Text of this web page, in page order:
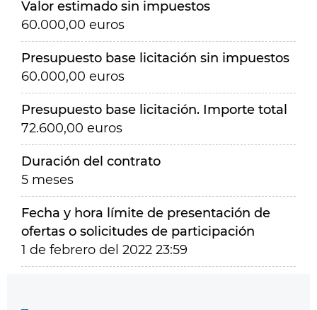
Valor estimado sin impuestos
60.000,00 euros
Presupuesto base licitación sin impuestos
60.000,00 euros
Presupuesto base licitación. Importe total
72.600,00 euros
Duración del contrato
5 meses
Fecha y hora límite de presentación de
ofertas o solicitudes de participación
1 de febrero del 2022 23:59